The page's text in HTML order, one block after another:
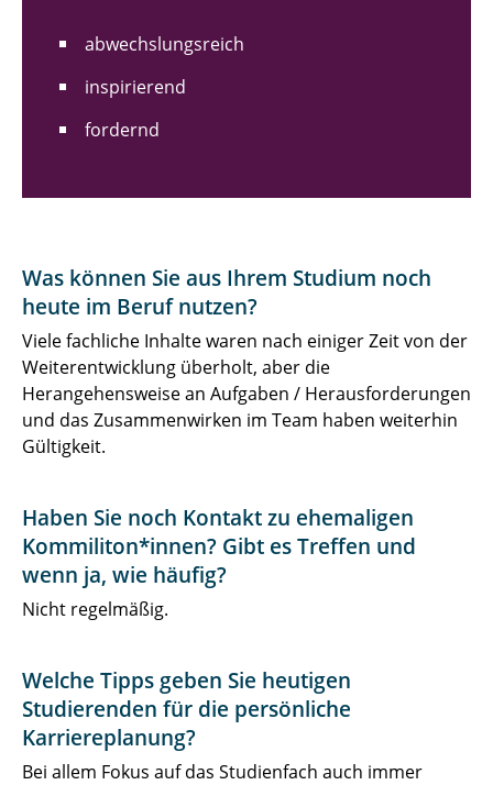
abwechslungsreich
inspirierend
fordernd
Was können Sie aus Ihrem Studium noch
heute im Beruf nutzen?
Viele fachliche Inhalte waren nach einiger Zeit von der
Weiterentwicklung überholt, aber die
Herangehensweise an Aufgaben / Herausforderungen
und das Zusammenwirken im Team haben weiterhin
Gültigkeit.
Haben Sie noch Kontakt zu ehemaligen
Kommiliton*innen? Gibt es Treffen und
wenn ja, wie häufig?
Nicht regelmäßig.
Welche Tipps geben Sie heutigen
Studierenden für die persönliche
Karriereplanung?
Bei allem Fokus auf das Studienfach auch immer